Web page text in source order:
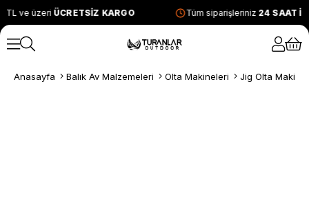
TL ve üzeri ÜCRETSİZ KARGO Tüm siparişleriniz 24 SAAT
Anasayfa Balık Av Malzemeleri Olta Makineleri Jig Olta